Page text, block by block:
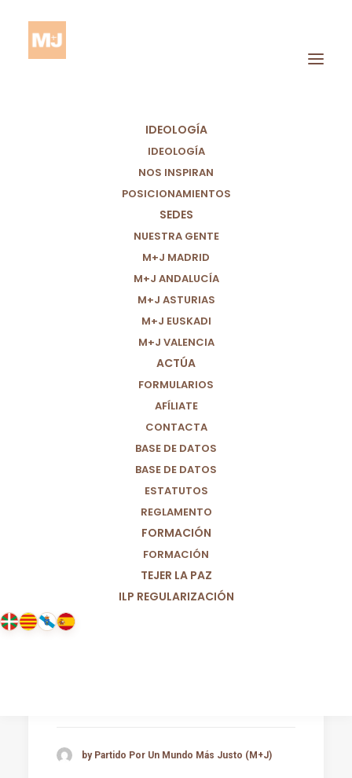
IDEOLOGÍA
IDEOLOGÍA
NOS INSPIRAN
POSICIONAMIENTOS
SEDES
NUESTRA GENTE
M+J MADRID
M+J ANDALUCÍA
M+J ASTURIAS
M+J EUSKADI
M+J VALENCIA
ACTÚA
FORMULARIOS
AFÍLIATE
CONTACTA
BASE DE DATOS
BASE DE DATOS
ESTATUTOS
REGLAMENTO
FORMACIÓN
FORMACIÓN
TEJER LA PAZ
ILP REGULARIZACIÓN
Paz
by Partido Por Un Mundo Más Justo (M+J)